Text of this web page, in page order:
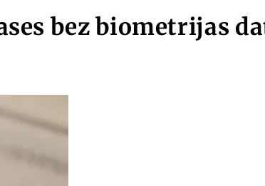
bez biometrijas